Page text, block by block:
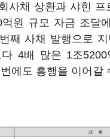
사채 상환과 샤힌 프
원 규모 자금 조달
째 사채 발행으로 지
4배 많은 1조5200
에도 흥행을 이어갈